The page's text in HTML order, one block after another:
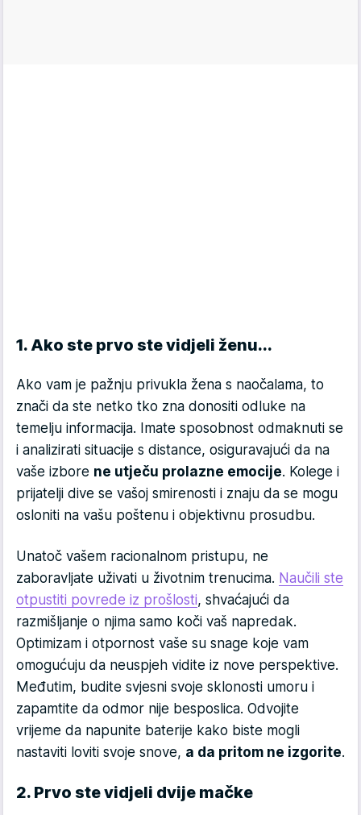
1. Ako ste prvo ste vidjeli ženu...
Ako vam je pažnju privukla žena s naočalama, to
znači da ste netko tko zna donositi odluke na
temelju informacija. Imate sposobnost odmaknuti se
i analizirati situacije s distance, osiguravajući da na
vaše izbore ne utječu prolazne emocije. Kolege i
prijatelji dive se vašoj smirenosti i znaju da se mogu
osloniti na vašu poštenu i objektivnu prosudbu.
Unatoč vašem racionalnom pristupu, ne
zaboravljate uživati u životnim trenucima. Naučili ste
otpustiti povrede iz prošlosti, shvaćajući da
razmišljanje o njima samo koči vaš napredak.
Optimizam i otpornost vaše su snage koje vam
omogućuju da neuspjeh vidite iz nove perspektive.
Međutim, budite svjesni svoje sklonosti umoru i
zapamtite da odmor nije besposlica. Odvojite
vrijeme da napunite baterije kako biste mogli
nastaviti loviti svoje snove, a da pritom ne izgorite.
2. Prvo ste vidjeli dvije mačke